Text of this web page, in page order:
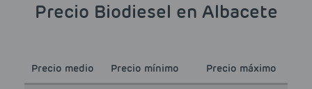
Precio Biodiesel en Albacete
Precio medio Precio mínimo Precio máximo